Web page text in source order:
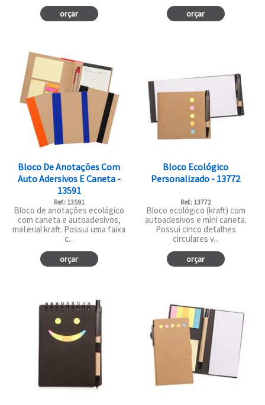
orçar orçar
Bloco De Anotações Com
Auto Adersivos E Caneta -
13591
Ref.: 13591
Bloco de anotações ecológico
com caneta e autoadesivos,
material kraft. Possui uma faixa
c...
orçar
Bloco Ecológico
Personalizado - 13772
Ref.: 13772
Bloco ecológico (kraft) com
autoadesivos e mini caneta.
Possui cinco detalhes
circulares v...
orçar